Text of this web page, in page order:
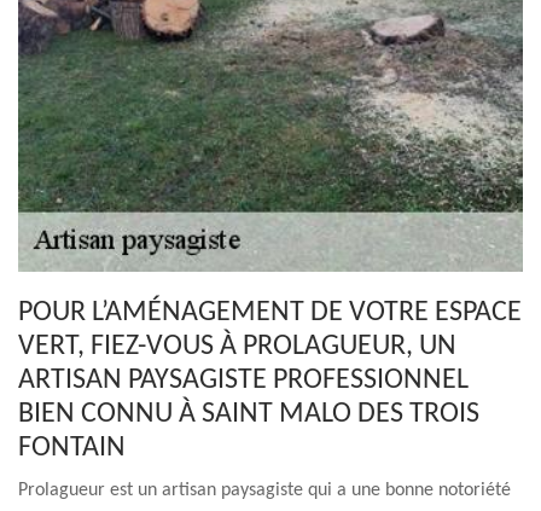
POUR L’AMÉNAGEMENT DE VOTRE ESPACE
VERT, FIEZ-VOUS À PROLAGUEUR, UN
ARTISAN PAYSAGISTE PROFESSIONNEL
BIEN CONNU À SAINT MALO DES TROIS
FONTAIN
Prolagueur est un artisan paysagiste qui a une bonne notoriété